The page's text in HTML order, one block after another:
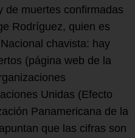
de muertes confirmadas
Rodríguez, quien es
chavista: hay
(página web de la
Unidas (Efecto
Panamericana de la
que las cifras son